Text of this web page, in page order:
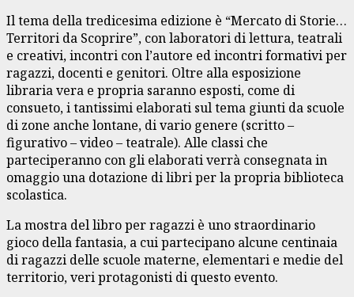
Il tema della tredicesima edizione è “Mercato di Storie…
Territori da Scoprire”, con laboratori di lettura, teatrali
e creativi, incontri con l’autore ed incontri formativi per
ragazzi, docenti e genitori. Oltre alla esposizione
libraria vera e propria saranno esposti, come di
consueto, i tantissimi elaborati sul tema giunti da scuole
di zone anche lontane, di vario genere (scritto –
figurativo – video – teatrale). Alle classi che
parteciperanno con gli elaborati verrà consegnata in
omaggio una dotazione di libri per la propria biblioteca
scolastica.
La mostra del libro per ragazzi è uno straordinario
gioco della fantasia, a cui partecipano alcune centinaia
di ragazzi delle scuole materne, elementari e medie del
territorio, veri protagonisti di questo evento.